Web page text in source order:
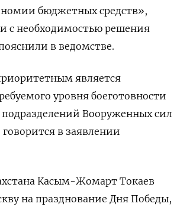
бюджетных средств»,
с необходимостью решения
в ведомстве.
является
уровня боеготовности
Вооруженных сил
в заявлении
Касым-Жомарт Токаев
на празднование Дня Победы,